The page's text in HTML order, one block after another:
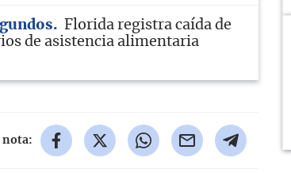
Florida registra caída de
de asistencia alimentaria
nota: